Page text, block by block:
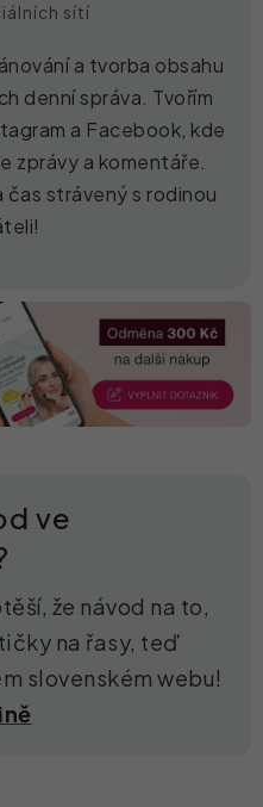
sítí
a tvorba obsahu
denní správa. Tvořím
a Facebook, kde
zprávy a komentáře.
čas strávený s rodinou
ve
že návod na to,
na řasy, teď
slovenském webu!